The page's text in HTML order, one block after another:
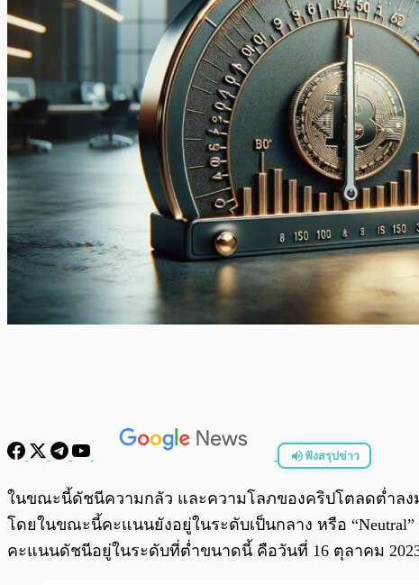
ฟังสรุปข่าว
พร้อมเล่น
ในขณะนี้ดัชนีความกลัว และความโลภของคริปโตลดต่ำลง
โดยในขณะนี้คะแนนยังอยู่ในระดับเป็นกลาง หรือ
คะแนนดัชนีอยู่ในระดับที่ต่ำขนาดนี้ คือวันที่ 16 ตุลาคม